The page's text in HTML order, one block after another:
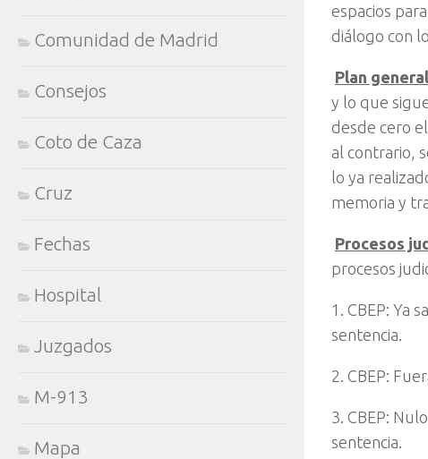
espacios
diálogo con
Plan
y lo que
desde cero
al contrario,
lo ya
memoria y
Procesos
procesos
1. CBEP: Ya
sentencia.
2. CBEP:
3. CBEP:
sentencia.
Comunidad de Madrid
Consejos
Coto de Caza
Cruz
Fechas
Hospital
Juzgados
M-913
Mapa